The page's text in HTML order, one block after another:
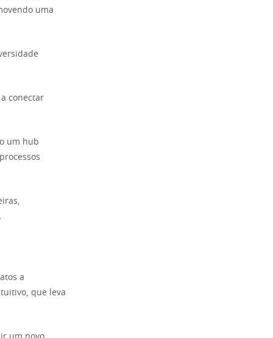
uma
conectar
um hub
a
que leva